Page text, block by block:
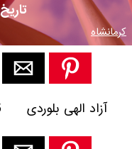
کرمانشاه
آزاد الهی بلوردی 25 ساله کرمانشاه